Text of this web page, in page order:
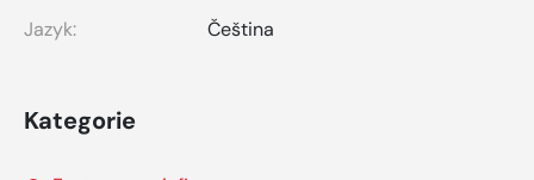
Jazyk:
Čeština
Kategorie